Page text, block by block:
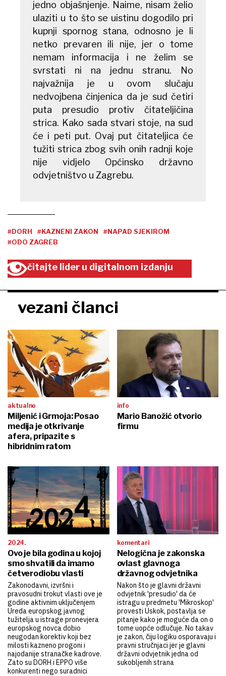
jedno objašnjenje. Naime, nisam želio
ulaziti u to što se uistinu dogodilo pri
kupnji spornog stana, odnosno je li
netko prevaren ili nije, jer o tome
nemam informacija i ne želim se
svrstati ni na jednu stranu. No
najvažnija je u ovom slučaju
nedvojbena činjenica da je sud četiri
puta presudio protiv čitateljičina
strica. Kako sada stvari stoje, na sud
će i peti put. Ovaj put čitateljica će
tužiti strica zbog svih onih radnji koje
nije vidjelo Općinsko državno
odvjetništvo u Zagrebu.
#DORH #KAZNENI ZAKON
#NAPAD SJEKIROM
#ODO ZAGREB
čitajte lider u digitalnom izdanju
vezani članci
aktualno
Miljenić i Grmoja: Posao
medija je otkrivanje
afera, pripazite s
hibridnim ratom
info
Mario Banožić otvorio
firmu
2024.
Ovo je bila godina u kojoj
smo shvatili da imamo
četverodiobu vlasti
Zakonodavni, izvršni i
pravosudni trokut vlasti ove je
godine aktivnim uključenjem
Ureda europskog javnog
tužitelja u istrage pronevjera
europskog novca dobio
neugodan korektiv koji bez
milosti kazneno progoni i
najodanije stranačke kadrove.
Zato su DORH i EPPO više
konkurenti nego suradnici
komentari
Nelogična je zakonska
ovlast glavnoga
državnog odvjetnika
Nakon što je glavni državni
odvjetnik 'presudio' da će
istragu u predmetu 'Mikroskop'
provesti Uskok, postavlja se
pitanje kako je moguće da on o
tome uopće odlučuje. No takav
je zakon, čiju logiku osporavaju i
pravni stručnjaci jer je glavni
državni odvjetnik jedna od
sukobljenih strana